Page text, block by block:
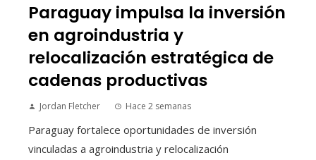
Paraguay impulsa la inversión
en agroindustria y
relocalización estratégica de
cadenas productivas
Jordan Fletcher Hace 2 semanas
Paraguay fortalece oportunidades de inversión
vinculadas a agroindustria y relocalización